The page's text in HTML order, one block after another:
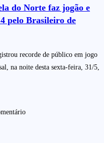
do Norte faz jogão e
pelo Brasileiro de
recorde de público em jogo
na noite desta sexta-feira, 31/5,